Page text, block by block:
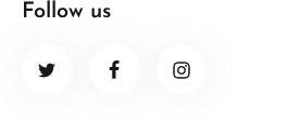
Follow us